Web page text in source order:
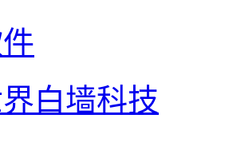
白墙科技